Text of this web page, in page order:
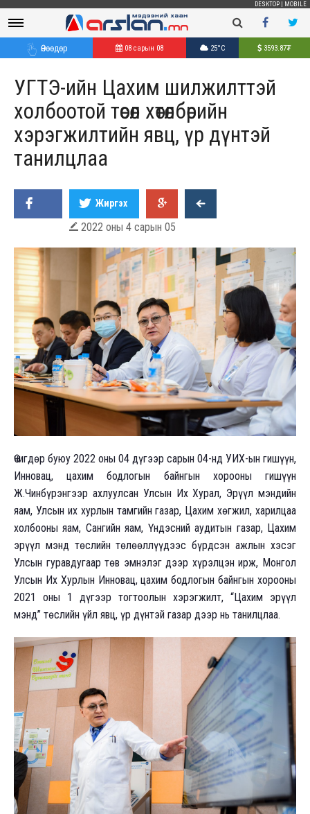
DESKTOP MOBILE
Өнөөдөр 08 сарын 08 25°C 3593.87₮
УГТЭ-ийн Цахим шилжилттэй
холбоотой төсөл хөтөлбөрийн
хэрэгжилтийн явц, үр дүнтэй
танилцлаа
Жиргэх
 2022 оны 4 сарын 05
Өчигдөр буюу 2022 оны 04 дүгээр сарын 04-нд УИХ-ын гишүүн,
Инновац, цахим бодлогын байнгын хорооны гишүүн
Ж.Чинбүрэнгээр ахлуулсан Улсын Их Хурал, Эрүүл мэндийн
яам, Улсын их хурлын тамгийн газар, Цахим хөгжил, харилцаа
холбооны яам, Сангийн яам, Үндэсний аудитын газар, Цахим
эрүүл мэнд төслийн төлөөллүүдээс бүрдсэн ажлын хэсэг
Улсын гуравдугаар төв эмнэлэг дээр хүрэлцэн ирж, Монгол
Улсын Их Хурлын Инновац, цахим бодлогын байнгын хорооны
2021 оны 1 дүгээр тогтоолын хэрэгжилт, “Цахим эрүүл
мэнд” төслийн үйл явц, үр дүнтэй газар дээр нь танилцлаа.